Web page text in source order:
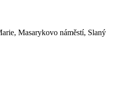
Masarykovo náměstí, Slaný